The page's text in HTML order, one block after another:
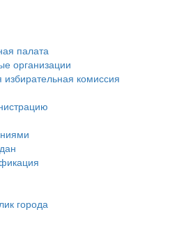
палата
организации
комиссия
города